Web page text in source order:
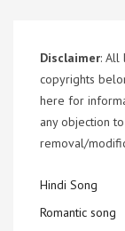
Disclaimer: All
copyrights
here for
any objection
removal/
Hindi Song
Romantic song